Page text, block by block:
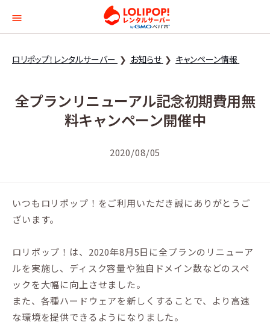
ロリポップ！レンタル
ロリポップ！レンタルサーバー お知らせ キャンペーン情報
全プランリニューアル記念初期費用無
料キャンペーン開催中
2020/08/05
いつもロリポップ！をご利用いただき誠にありがとうご
ざいます。
ロリポップ！は、2020年8月5日に全プランのリニューア
ルを実施し、ディスク容量や独自ドメイン数などのスペ
ックを大幅に向上させました。
また、各種ハードウェアを新しくすることで、より高速
な環境を提供できるようになりました。